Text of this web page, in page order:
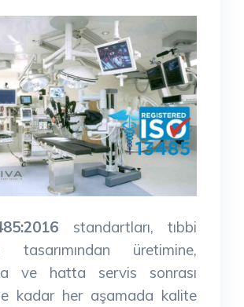
standartları, tıbbi
tasarımından üretimine,
ve hatta servis sonrası
kadar her aşamada kalite